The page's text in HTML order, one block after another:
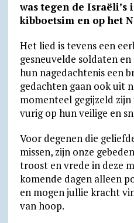
A
p
p
r
a
m
o
o
k
F
r
i
e
n
d
l
y
was tegen de Israëli’s
kibboetsim en op het
Het lied is tevens een
gesneuvelde soldaten
hun nagedachtenis een
gedachten gaan ook uit
momenteel gegijzeld zijn
vurig op hun veilige en
Voor degenen die
missen, zijn onze
troost en vrede in deze
komende dagen alleen
en mogen jullie kracht
van hoop.